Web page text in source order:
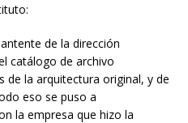
de la dirección
catálogo de archivo
de la arquitectura original, y de
eso se puso a
la empresa que hizo la